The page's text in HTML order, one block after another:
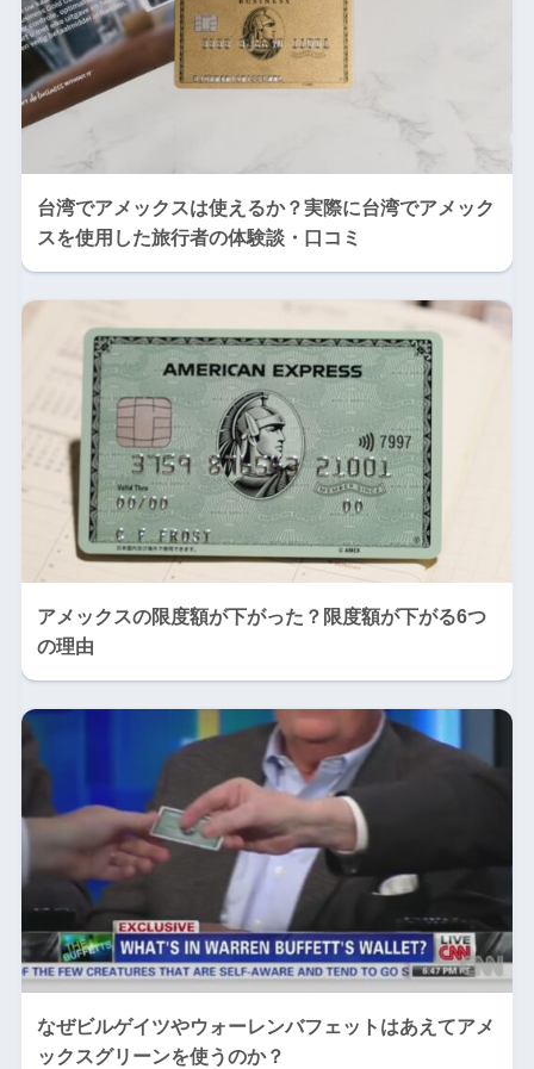
台湾でアメックスは使えるか？実際に台湾でアメック
スを使用した旅行者の体験談・口コミ
アメックスの限度額が下がった？限度額が下がる6つ
の理由
なぜビルゲイツやウォーレンバフェットはあえてアメ
ックスグリーンを使うのか？